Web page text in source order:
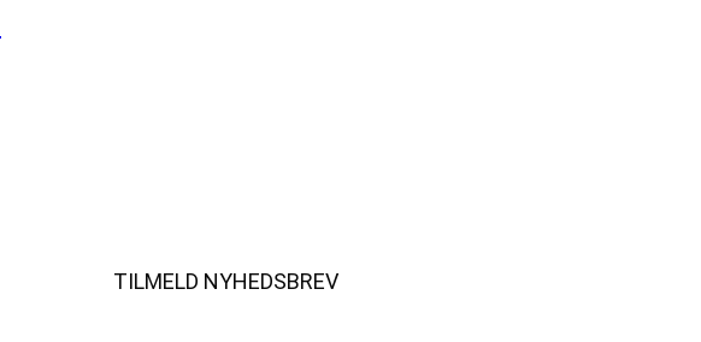
TILMELD NYHEDSBREV